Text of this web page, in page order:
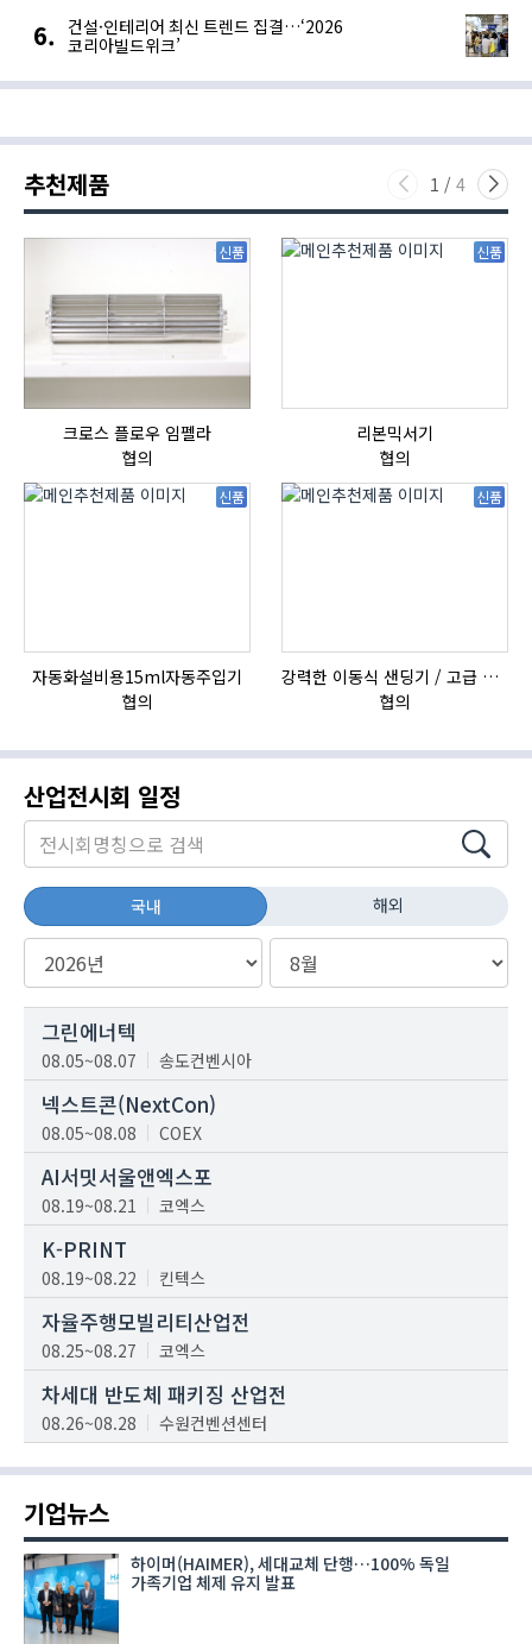
건설·인테리어 최신 트렌드 집결…‘2026
코리아빌드위크’
추천제품 1 / 4
신품
크로스 플로우 임펠라
협의
신품
리본믹서기
협의
신품
자동화설비용15ml자동주입기
협의
신품
강력한 이동식 샌딩기 / 고급 이태리 IBIX샌드블라스터
협의
산업전시회 일정
국내 해외
그린에너텍
08.05~08.07 송도컨벤시아
넥스트콘(NextCon)
08.05~08.08 COEX
AI서밋서울앤엑스포
08.19~08.21 코엑스
K-PRINT
08.19~08.22 킨텍스
자율주행모빌리티산업전
08.25~08.27 코엑스
차세대 반도체 패키징 산업전
08.26~08.28 수원컨벤션센터
기업뉴스
하이머(HAIMER), 세대교체 단행…100% 독일
가족기업 체제 유지 발표